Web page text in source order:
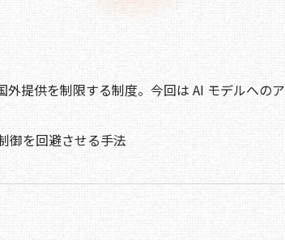
提供を制限する制度。今回は AI モデルへのア
御を回避させる手法